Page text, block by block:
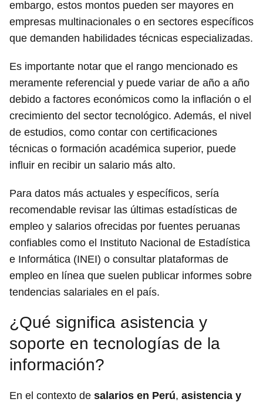
embargo, estos montos pueden ser mayores en
empresas multinacionales o en sectores específicos
que demanden habilidades técnicas especializadas.
Es importante notar que el rango mencionado es
meramente referencial y puede variar de año a año
debido a factores económicos como la inflación o el
crecimiento del sector tecnológico. Además, el nivel
de estudios, como contar con certificaciones
técnicas o formación académica superior, puede
influir en recibir un salario más alto.
Para datos más actuales y específicos, sería
recomendable revisar las últimas estadísticas de
empleo y salarios ofrecidas por fuentes peruanas
confiables como el Instituto Nacional de Estadística
e Informática (INEI) o consultar plataformas de
empleo en línea que suelen publicar informes sobre
tendencias salariales en el país.
¿Qué significa asistencia y
soporte en tecnologías de la
información?
En el contexto de salarios en Perú, asistencia y